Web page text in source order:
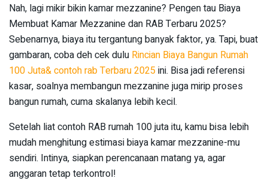
Nah, lagi mikir bikin kamar mezzanine? Pengen tau Biaya
Membuat Kamar Mezzanine dan RAB Terbaru 2025?
Sebenarnya, biaya itu tergantung banyak faktor, ya. Tapi, buat
gambaran, coba deh cek dulu Rincian Biaya Bangun Rumah
100 Juta& contoh rab Terbaru 2025ini. Bisa jadi referensi
kasar, soalnya membangun mezzanine juga mirip proses
bangun rumah, cuma skalanya lebih kecil.
Setelah liat contoh RAB rumah 100 juta itu, kamu bisa lebih
mudah menghitung estimasi biaya kamar mezzanine-mu
sendiri. Intinya, siapkan perencanaan matang ya, agar
anggaran tetap terkontrol!